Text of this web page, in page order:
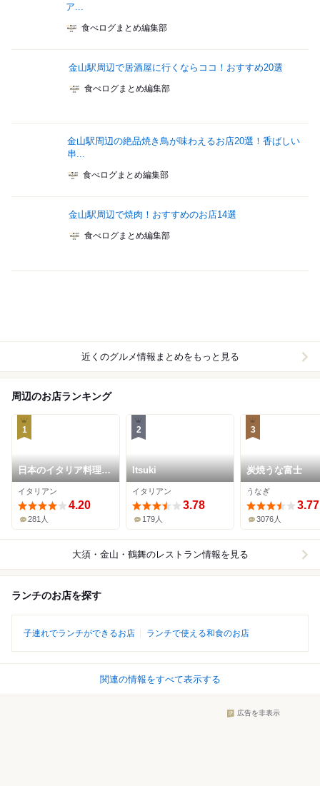
ア...
食べログまとめ編集部
金山駅周辺で居酒屋に行くならココ！おすすめ20選
食べログまとめ編集部
金山駅周辺の絶品焼き鳥が味わえるお店20選！香ばしい
串...
食べログまとめ編集部
金山駅周辺で焼肉！おすすめのお店14選
食べログまとめ編集部
近くのグルメ情報まとめをもっと見る
周辺のお店ランキング
1
日本のイタリア料理店
sai
イタリアン
4.20
281人
2
Itsuki
イタリアン
3.78
179人
3
炭焼うな富士
うなぎ
3.77
3076人
大須・金山・鶴舞のレストラン情報を見る
ランチのお店を探す
子連れでランチができるお店 ランチで使える和食のお店
関連の情報をすべて表示する
広告を非表示